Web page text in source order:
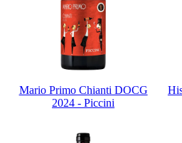
Mario Primo Chianti DOCG
2024 - Piccini